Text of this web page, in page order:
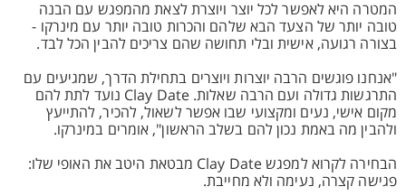
המטרה היא לאפשר לכל יוצר ויוצרת לצאת מהמפגש עם הבנה
טובה יותר של הצעד הבא שלהם והכרות טובה יותר עם מינרקו -
בצורה רגועה, אישית ובלי תחושה שהם צריכים להבין הכל לבד.
"אנחנו פוגשים הרבה יוצרות ויוצרים בתחילת הדרך, שמגיעים עם
התרגשות גדולה ועם הרבה שאלות. Clay Date נועד לתת להם
מקום אישי, נעים ומקצועי שבו אפשר לשאול, להכיר, להתייעץ
ולהבין מה באמת נכון להם בשלב הראשון", אומרים במינרקו.
הבחירה לקרוא למפגש Clay Date מבטאת היטב את האופי שלו:
פגישה קצרה, נעימה ולא מחייבת.